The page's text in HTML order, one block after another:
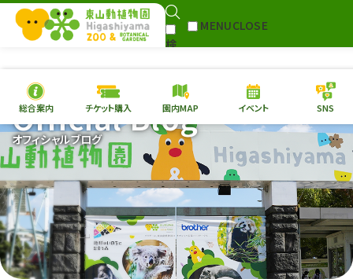
検
MENUCLOSE
本日の開園情報 チケ
園内MAP イベント
総合案内
動物園 植物園
再生プラン
東山動植物園
への支援
総合案内 チケット購入 園内MAP イベント SNS
オフィシャルブログ
Official Blog